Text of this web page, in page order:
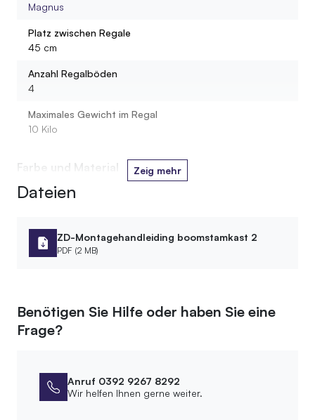
Umgebung.
Magnus
Platz zwischen Regale
45 cm
Anzahl Regalböden
4
Maximales Gewicht im Regal
10 Kilo
Farbe und Material
Holzart Stamm
Farbe Ölbehandlung
6. Schwarz
Material
Holz
Laubholz
Zeig mehr
Dateien
ZD-Montagehandleiding boomstamkast 2
PDF (2 MB)
Benötigen Sie Hilfe oder haben Sie eine
Frage?
Anruf 0392 9267 8292
Wir helfen Ihnen gerne weiter.